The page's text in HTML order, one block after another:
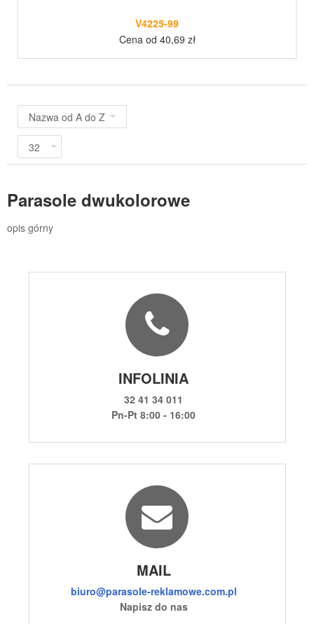
V4225-99
Cena od 40,69 zł
Parasole dwukolorowe
opis górny
INFOLINIA
32 41 34 011
Pn-Pt 8:00 - 16:00
MAIL
biuro@parasole-reklamowe.com.pl
Napisz do nas